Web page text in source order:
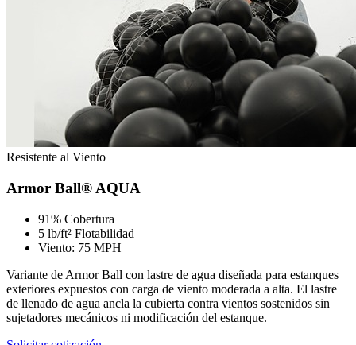
Resistente al Viento
Armor Ball® AQUA
91% Cobertura
5 lb/ft² Flotabilidad
Viento: 75 MPH
Variante de Armor Ball con lastre de agua diseñada para estanques
exteriores expuestos con carga de viento moderada a alta. El lastre
de llenado de agua ancla la cubierta contra vientos sostenidos sin
sujetadores mecánicos ni modificación del estanque.